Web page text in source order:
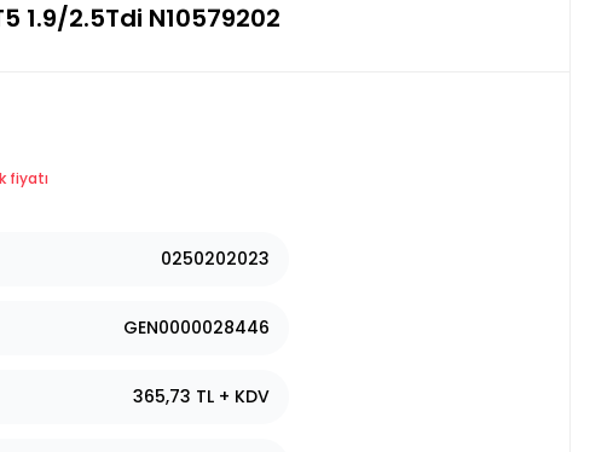
1.9/2.5Tdi N10579202
fiyatı
0250202023
GEN0000028446
365,73 TL + KDV